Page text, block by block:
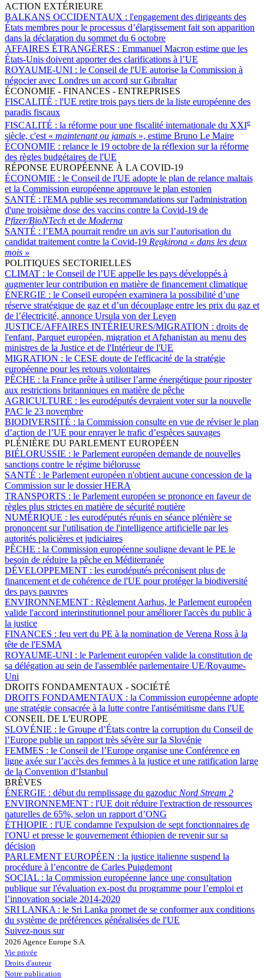
ACTION EXTÉRIEURE
BALKANS OCCIDENTAUX : l'engagement des dirigeants des
États membres pour le processus d’élargissement fait son apparition
dans la déclaration du sommet du 6 octobre
AFFAIRES ÉTRANGÈRES : Emmanuel Macron estime que les
États-Unis doivent apporter des clarifications à l’UE
ROYAUME-UNI : le Conseil de l'UE autorise la Commission à
négocier avec Londres un accord sur Gibraltar
ÉCONOMIE - FINANCES - ENTREPRISES
FISCALITÉ : l'UE retire trois pays tiers de la liste européenne des
paradis fiscaux
FISCALITÉ : la réforme pour une fiscalité internationale du XXIe
siècle, c'est « maintenant ou jamais », estime Bruno Le Maire
ÉCONOMIE : relance le 19 octobre de la réflexion sur la réforme
des règles budgétaires de l'UE
RÉPONSE EUROPÉENNE À LA COVID-19
ÉCONOMIE : le Conseil de l'UE adopte le plan de relance maltais
et la Commission européenne approuve le plan estonien
SANTÉ : l'EMA publie ses recommandations sur l'administration
d'une troisième dose des vaccins contre la Covid-19 de
Pfizer/BioNTech et de Moderna
SANTÉ : l’EMA pourrait rendre un avis sur l’autorisation du
candidat traitement contre la Covid-19 Regkirona « dans les deux
mois »
POLITIQUES SECTORIELLES
CLIMAT : le Conseil de l’UE appelle les pays développés à
augmenter leur contribution en matière de financement climatique
ÉNERGIE : le Conseil européen examinera la possibilité d’une
réserve stratégique de gaz et d’un découplage entre les prix du gaz et
de l’électricité, annonce Ursula von der Leyen
JUSTICE/AFFAIRES INTÉRIEURES/MIGRATION : droits de
l'enfant, Parquet européen, migration et Afghanistan au menu des
ministres de la Justice et de l'Intérieur de l'UE
MIGRATION : le CESE doute de l'efficacité de la stratégie
européenne pour les retours volontaires
PÊCHE : la France prête à utiliser l’arme énergétique pour riposter
aux restrictions britanniques en matière de pêche
AGRICULTURE : les eurodéputés devraient voter sur la nouvelle
PAC le 23 novembre
BIODIVERSITÉ : la Commission consulte en vue de réviser le plan
d’action de l’UE pour enrayer le trafic d’espèces sauvages
PLÉNIÈRE DU PARLEMENT EUROPÉEN
BIÉLORUSSIE : le Parlement européen demande de nouvelles
sanctions contre le régime biélorusse
SANTÉ : le Parlement européen n'obtient aucune concession de la
Commission sur le dossier HERA
TRANSPORTS : le Parlement européen se prononce en faveur de
règles plus strictes en matière de sécurité routière
NUMÉRIQUE : les eurodéputés réunis en séance plénière se
prononcent sur l'utilisation de l'intelligence artificielle par les
autorités policières et judiciaires
PÊCHE : la Commission européenne souligne devant le PE le
besoin de réduire la pêche en Méditerranée
DÉVELOPPEMENT : les eurodéputés préconisent plus de
financement et de cohérence de l'UE pour protéger la biodiversité
des pays pauvres
ENVIRONNEMENT : Règlement Aarhus, le Parlement européen
valide l'accord interinstitutionnel pour améliorer l'accès du public à
la justice
FINANCES : feu vert du PE à la nomination de Verena Ross à la
tête de l'ESMA
ROYAUME-UNI : le Parlement européen valide la constitution de
sa délégation au sein de l'assemblée parlementaire UE/Royaume-
Uni
DROITS FONDAMENTAUX - SOCIÉTÉ
DROITS FONDAMENTAUX : la Commission européenne adopte
une stratégie consacrée à la lutte contre l'antisémitisme dans l'UE
CONSEIL DE L'EUROPE
SLOVÉNIE : le Groupe d’États contre la corruption du Conseil de
l’Europe publie un rapport très sévère sur la Slovénie
FEMMES : le Conseil de l’Europe organise une Conférence en
ligne axée sur l’accès des femmes à la justice et une ratification large
de la Convention d’Istanbul
BRÈVES
ÉNERGIE : début du remplissage du gazoduc Nord Stream 2
ENVIRONNEMENT : l'UE doit réduire l'extraction de ressources
naturelles de 65%, selon un rapport d’ONG
ÉTHIOPIE : l'UE condamne l'expulsion de sept fonctionnaires de
l'ONU et presse le gouvernement éthiopien de revenir sur sa
décision
PARLEMENT EUROPÉEN : la justice italienne suspend la
procédure à l’encontre de Carles Puigdemont
SOCIAL : la Commission européenne lance une consultation
publique sur l'évaluation ex-post du programme pour l’emploi et
l’innovation sociale 2014-2020
SRI LANKA : le Sri Lanka promet de se conformer aux conditions
du système de préférences généralisées de l'UE
Suivez-nous sur
2026 Agence Europe S.A.
Vie privée
Droits d'auteur
Notre publication